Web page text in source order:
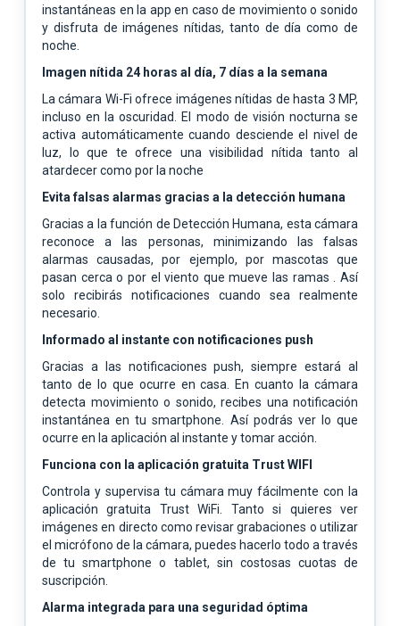
instantáneas en la app en caso de movimiento o sonido
y disfruta de imágenesnítidas, tanto de día como de
noche.
Imagen nítida 24 horas al día, 7 días a la semana
La cámara Wi-Fi ofrece imágenes nítidas de hasta 3 MP,
incluso en la oscuridad. El modo de visión nocturna se
activa automáticamente cuando desciende el nivel de
luz, lo que te ofrece una visibilidad nítida tanto al
atardecer como por la noche
Evita falsas alarmas gracias a la detección humana
Gracias a la función de Detección Humana, esta cámara
reconoce a las personas, minimizando las falsas
alarmas causadas, por ejemplo, por mascotas que
pasan cerca o por el viento que mueve las ramas . Así
solo recibirás notificaciones cuando sea realmente
necesario.
Informado al instante con notificaciones push
Gracias a las notificaciones push, siempre estará al
tanto de lo que ocurre en casa. En cuanto la cámara
detecta movimiento o sonido, recibes una notificación
instantánea en tu smartphone. Así podrás ver lo que
ocurre en la aplicación al instante y tomar acción.
Funciona con la aplicación gratuita Trust WIFI
Controla y supervisa tu cámara muy fácilmente con la
aplicación gratuita Trust WiFi. Tanto si quieres ver
imágenes en directo como revisar grabaciones o utilizar
el micrófono de la cámara, puedes hacerlo todo a través
de tu smartphone o tablet, sin costosas cuotas de
suscripción.
Alarma integrada para una seguridad óptima